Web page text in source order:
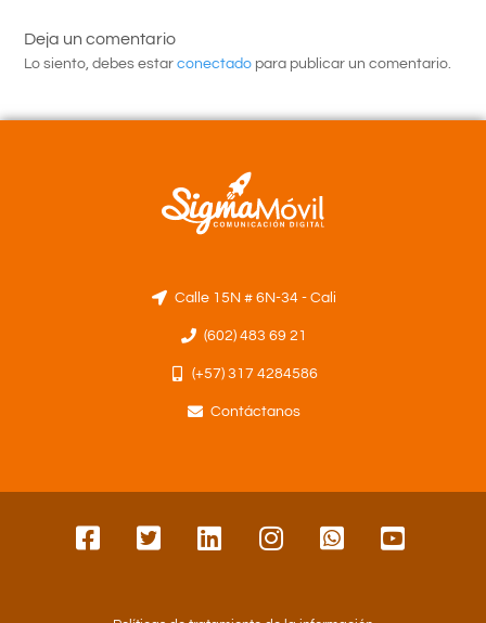
Deja un comentario
Lo siento, debes estarconectado para publicar un comentario.
Calle 15N # 6N-34 - Cali
(602) 483 69 21
(+57) 317 4284586
Contáctanos